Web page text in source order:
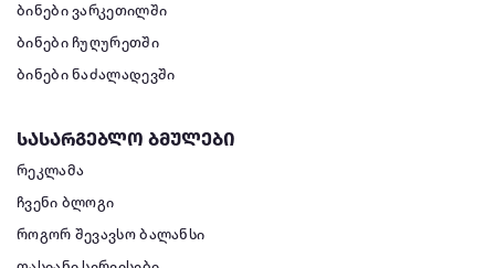
ბინები ვარკეთილში
ბინები ჩუღურეთში
ბინები ნაძალადევში
სასარგებლო ბმულები
რეკლამა
ჩვენი ბლოგი
როგორ შევავსო ბალანსი